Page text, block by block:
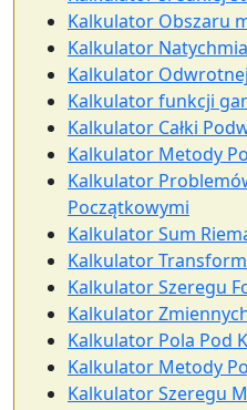
Kalkulator Obszaru
Kalkulator
Kalkulator
Kalkulator funkcji
Kalkulator Całki
Kalkulator Metody
Kalkulator
Początkowymi
Kalkulator Sum
Kalkulator
Kalkulator Szeregu
Kalkulator
Kalkulator Pola Pod
Kalkulator Metody
Kalkulator Szeregu